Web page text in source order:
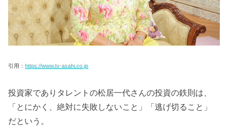
引用： https://www.tv-asahi.co.jp
投資家でありタレントの松居一代さんの投資の鉄則は、
「とにかく、絶対に失敗しないこと」「逃げ切ること」
だという。